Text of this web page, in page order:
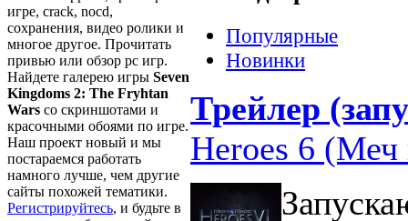
игре, crack, nocd,
сохранения, видео ролики и
многое другое. Прочитать
привью или обзор pc игр.
Найдете галерею игры Seven
Kingdoms 2: The Fryhtan
Wars со скриншотами и
красочными обоями по игре.
Наш проект новый и мы
постараемся работать
намного лучше, чем другие
сайты похожей тематики.
Регистрируйтесь, и будьте в
Популярные
Новинки
Трейлер
Heroes 6 (Меч